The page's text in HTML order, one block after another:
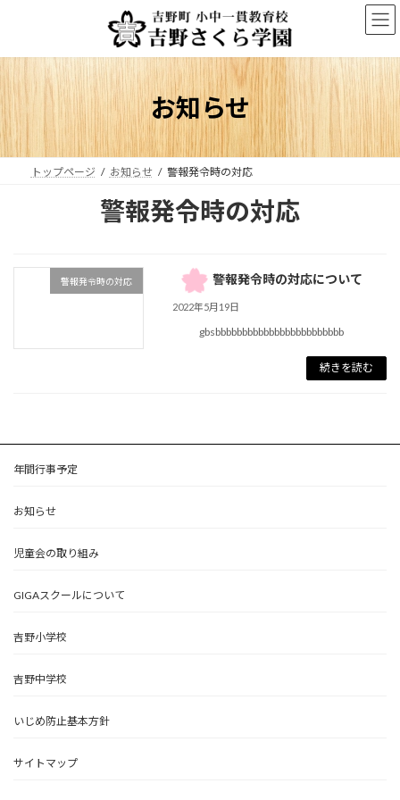
ン
ツ
へ
ス
キ
ー
シ
ョ
ン
に
お知らせ
トップページ お知らせ 警報発令時の対応
警報発令時の対応
警報発令時の対応 警報発令時の対応について
2022年5月19日
gbsbbbbbbbbbbbbbbbbbbbbbbbb
続きを読む
年間行事予定
お知らせ
児童会の取り組み
GIGAスクールについて
吉野小学校
吉野中学校
いじめ防止基本方針
サイトマップ